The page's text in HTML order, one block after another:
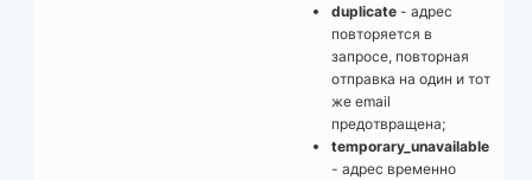
duplicate - адрес
повторяется в
запросе, повторная
отправка на один и тот
же email
предотвращена;
temporary_unavailable
- адрес временно